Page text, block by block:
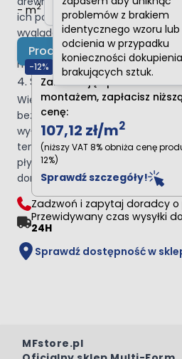
ich poprzez dotyk, to rozwiązanie
wygląda naturalnie, niczym
również mnóstwo innych opcji
możesz urządzić swoje wnętrze
4. Sposób montażu
Wiele paneli winylowych
bez potrzeby używania
wyłącznie stosując się do
ten sposób poradzić sobie z
pływającej, a przy okazji zostać
domu, warto wybrać panele
problemów z brakiem
identycznego wzoru lub
odcienia w przypadku
konieczności dokupienia
brakujących sztuk.
- m2
+
Produkt niedostępny
-12%
Zamawiając produkt z
montażem, zapłacisz
cenę:
107,12 zł/m2
(niższy VAT 8% obniża cenę
12%)
Sprawdź szczegóły!
Zadzwoń i zapytaj doradcy
Przewidywany czas wysyłki do
24H
Sprawdź dostępność w
MFstore.pl